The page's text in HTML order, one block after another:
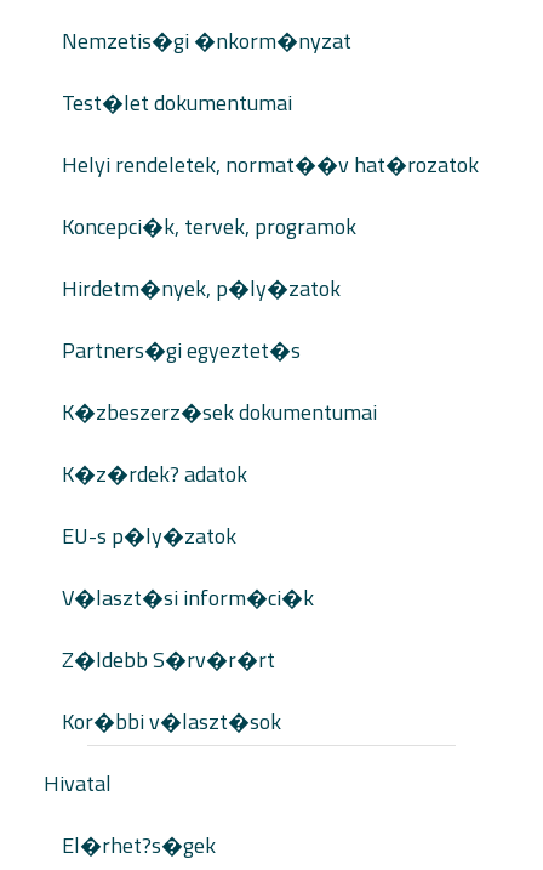
Nemzetis�gi �nkorm�nyzat
Test�let dokumentumai
Helyi rendeletek, normat��v hat�rozatok
Koncepci�k, tervek, programok
Hirdetm�nyek, p�ly�zatok
Partners�gi egyeztet�s
K�zbeszerz�sek dokumentumai
K�z�rdek? adatok
EU-s p�ly�zatok
V�laszt�si inform�ci�k
Z�ldebb S�rv�r�rt
Kor�bbi v�laszt�sok
Hivatal
El�rhet?s�gek